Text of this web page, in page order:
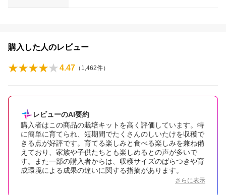
購入した人のレビュー
4.47 （ 1,462件）
レビューのAI要約
購入者はこの商品の栽培キットを高く評価しています。特
に簡単に育てられ、短期間でたくさんのしいたけを収穫で
きる点が好評です。育てる楽しみと食べる楽しみを兼ね備
えており、家族や子供たちとも楽しめるとの声が多いで
す。また一部の購入者からは、収穫サイズのばらつきや育
成環境による成果の違いに関する指摘があります。
さらに表示